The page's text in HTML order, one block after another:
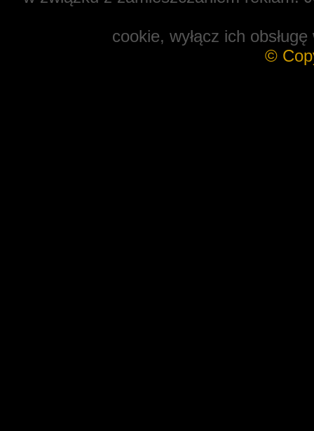
cookie, wyłącz ich
©